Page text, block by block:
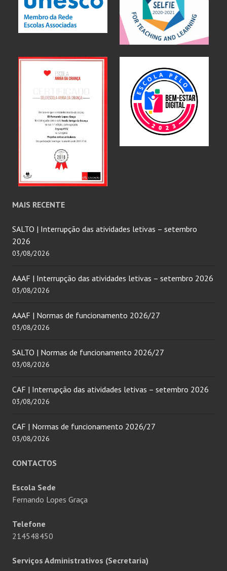
MAIS RECENTE
SALTO | Interrupção das atividades letivas – setembro
2026
03/08/2026
AAAF | Interrupção das atividades letivas – setembro 2026
03/08/2026
AAAF | Normas de funcionamento 2026/27
03/08/2026
SALTO | Normas de funcionamento 2026/27
03/08/2026
CAF | Interrupção das atividades letivas – setembro 2026
03/08/2026
CAF | Normas de funcionamento 2026/27
03/08/2026
CONTACTOS
Escola Sede
Fernando Lopes Graça
Telefone
214548450
Serviços Administrativos (Secretaria)